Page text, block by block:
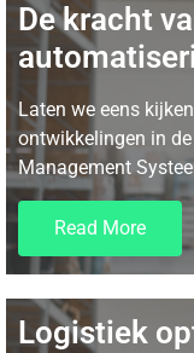
De kracht
Laten we eens
ontwikkelingen in
Management
Read More
Logistiek